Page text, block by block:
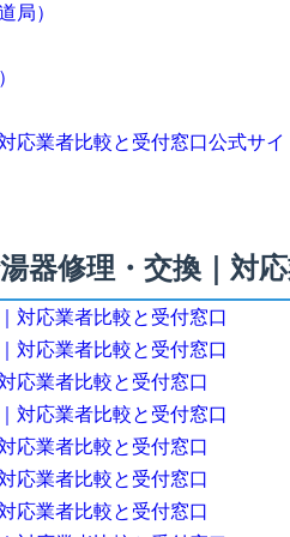
局）
応業者比較と受付窓口公式サイ
器修理・交換｜対
対応業者比較と受付窓口
対応業者比較と受付窓口
応業者比較と受付窓口
対応業者比較と受付窓口
応業者比較と受付窓口
応業者比較と受付窓口
応業者比較と受付窓口